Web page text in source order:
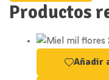
Productos
Añadir